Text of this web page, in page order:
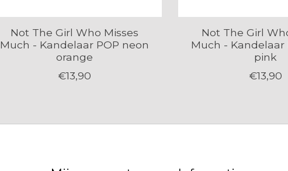
Not The Girl Who Misses
Much - Kandelaar POP neon
orange
€13,90
Not The Girl
Much - Kandelaar
pink
€13,90